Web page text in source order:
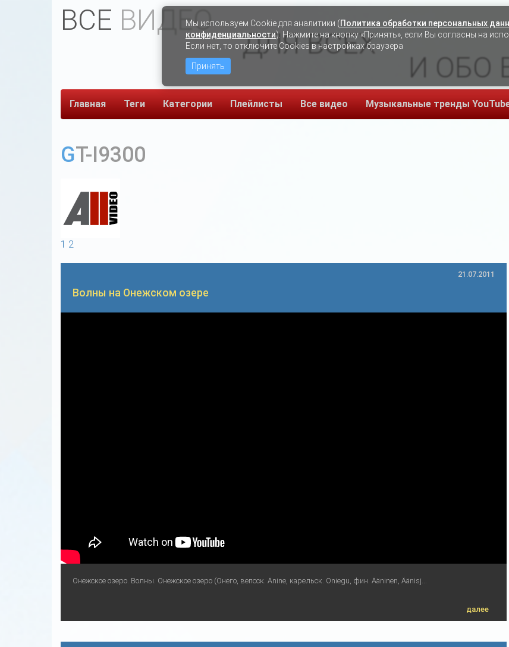
ВСЕ ВИДЕО
ДЛЯ ВСЕХ
И ОБО
Главная Теги Категории Плейлисты Все видео Музыкальные тренды
GT-I9300
1 2
21.07.2011
Волны на Онежском озере
Онежское озеро. Волны. Онежское озеро (Онего, вепсск. Änine, карельск. Oniegu, фин. Ääninen, Äänisj...
далее
Мы используем Сookie для аналитики (Политика обработки персональных
конфиденциальности). Нажмите на кнопку «Принять», если Вы согласны на
Если нет, то отключите Cookies в настройках браузера
Принять